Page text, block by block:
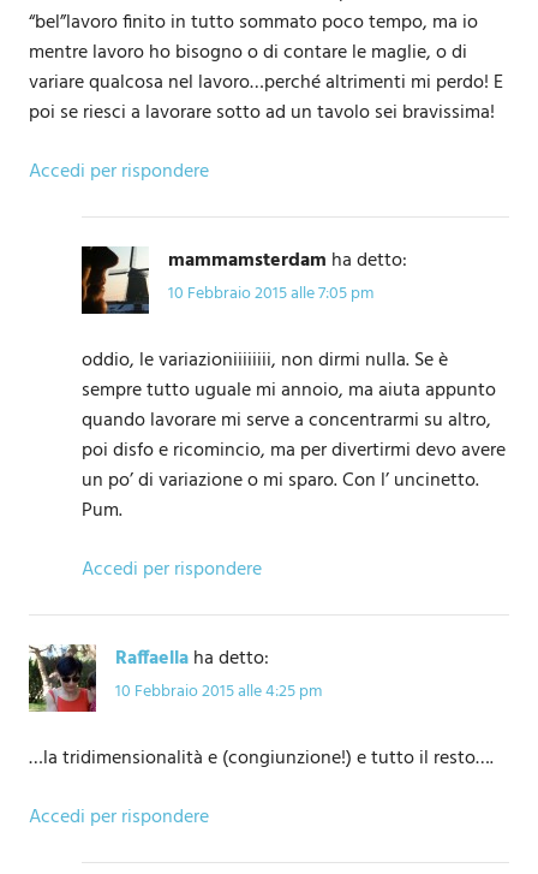
“bel”lavoro finito in tutto sommato poco tempo, ma io
mentre lavoro ho bisogno o di contare le maglie, o di
variare qualcosa nel lavoro…perché altrimenti mi perdo! E
poi se riesci a lavorare sotto ad un tavolo sei bravissima!
Accedi per rispondere
mammamsterdam ha detto:
10 Febbraio 2015 alle 7:05 pm
oddio, le variazioniiiiiiii, non dirmi nulla. Se è
sempre tutto uguale mi annoio, ma aiuta appunto
quando lavorare mi serve a concentrarmi su altro,
poi disfo e ricomincio, ma per divertirmi devo avere
un po’ di variazione o mi sparo. Con l’ uncinetto.
Pum.
Accedi per rispondere
Raffaellaha detto:
10 Febbraio 2015 alle 4:25 pm
…la tridimensionalità e (congiunzione!) e tutto il resto….
Accedi per rispondere